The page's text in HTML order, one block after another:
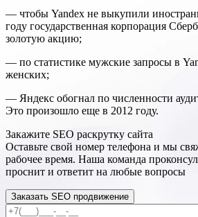
— чтобы Yandex не выкупили
году государственная корпорация
золотую акцию;
— по статистике мужские запросы в
женских;
— Яндекс обогнал по численности
Это произошло еще в 2012 году.
Закажите SEO раскрутку сайта
Оставьте свой номер телефона и мы
рабочее время. Наша команда
проснит и ответит на любые вопросы
Заказать SEO продвижение